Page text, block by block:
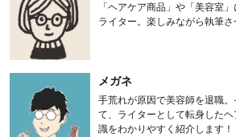
「ヘアケア商品」や「美容室
ライター。楽しみながら執筆さ
メガネ
手荒れが原因で美容師を退職
て、ライターとして転身した
識をわかりやすく紹介します！